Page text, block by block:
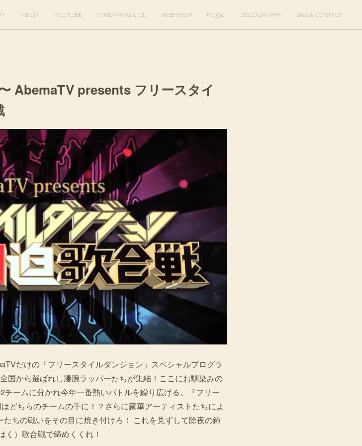
MEDIA YOUTUBE STREAMING & DL WEB SHOP FC390 DISCOGRAPHY SNS & CONTACT
AbemaTV presents フリースタイ
だけの「フリースタイルダンジョン」スペシャルプログラ
国から選ばれし凄腕ラッパーたちが集結！ここにお馴染みの
ームに分かれ今年一番熱いバトルを繰り広げる。『フリー
どちらのチームの手に！？さらに豪華アーティストたちによ
ちの戦いをその目に焼き付けろ！ これを見ずして除夜の鐘
）歌合戦で締めくくれ！